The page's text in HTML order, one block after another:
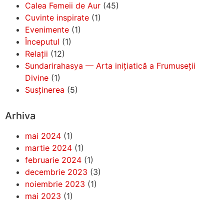
Calea Femeii de Aur (45)
Cuvinte inspirate (1)
Evenimente (1)
Începutul (1)
Relații (12)
Sundarirahasya — Arta inițiatică a Frumuseții
Divine (1)
Susținerea (5)
Arhiva
mai 2024 (1)
martie 2024 (1)
februarie 2024 (1)
decembrie 2023 (3)
noiembrie 2023 (1)
mai 2023 (1)